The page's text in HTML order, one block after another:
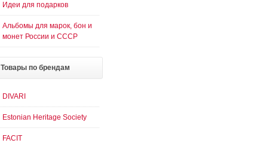
Идеи для подарков
Альбомы для марок, бон и
монет России и СССР
Товары по брендам
DIVARI
Estonian Heritage Society
FACIT